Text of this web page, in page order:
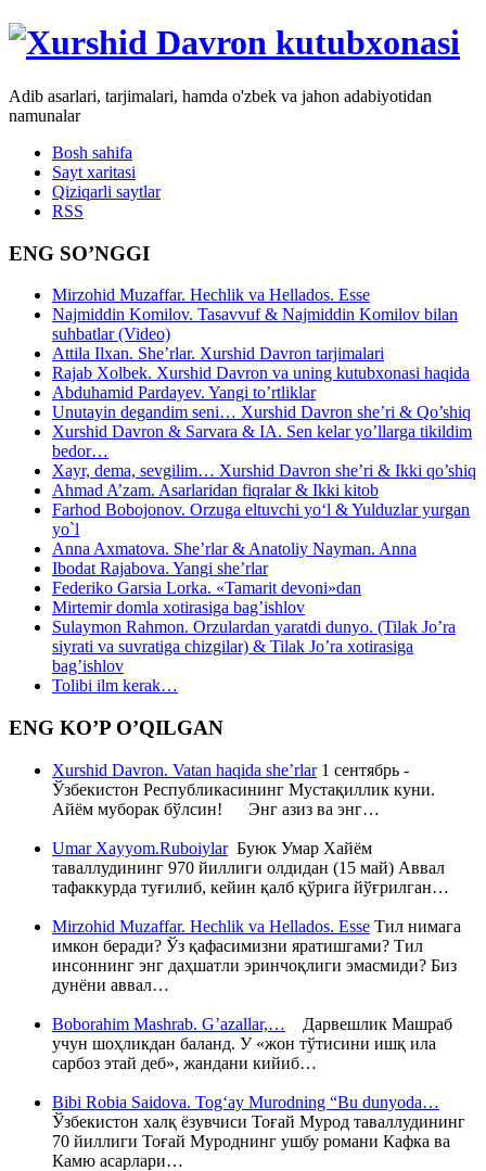
Adib asarlari, tarjimalari, hamda o'zbek va jahon adabiyotidan
namunalar
Bosh sahifa
Sayt xaritasi
Qiziqarli saytlar
RSS
ENG SO’NGGI
Mirzohid Muzaffar. Hechlik va Hellados. Esse
Najmiddin Komilov. Tasavvuf & Najmiddin Komilov bilan
suhbatlar (Video)
Attila Ilxan. She’rlar. Xurshid Davron tarjimalari
Rajab Xolbek. Xurshid Davron va uning kutubxonasi haqida
Abduhamid Pardayev. Yangi to’rtliklar
Unutayin degandim seni… Xurshid Davron she’ri & Qo’shiq
Xurshid Davron & Sarvara & IA. Sen kelar yo’llarga tikildim
bedor…
Xayr, dema, sevgilim… Xurshid Davron she’ri & Ikki qo’shiq
Ahmad A’zam. Asarlaridan fiqralar & Ikki kitob
Farhod Bobojonov. Orzuga eltuvchi yo‘l & Yulduzlar yurgan
yo`l
Anna Axmatova. She’rlar & Anatoliy Nayman. Anna
Ibodat Rajabova. Yangi she’rlar
Federiko Garsia Lorka. «Tamarit devoni»dan
Mirtemir domla xotirasiga bag’ishlov
Sulaymon Rahmon. Orzulardan yaratdi dunyo. (Tilak Jo’ra
siyrati va suvratiga chizgilar) & Tilak Jo’ra xotirasiga
bag’ishlov
Tolibi ilm kerak…
ENG KO’P O’QILGAN
Xurshid Davron. Vatan haqida she’rlar1 сентябрь -
Ўзбекистон Республикасининг Мустақиллик куни.
Айём муборак бўлсин! Энг азиз ва энг…
Umar Xayyom.RuboiylarБуюк Умар Хайём
таваллудининг 970 йиллиги олдидан (15 май) Аввал
тафаккурда туғилиб, кейин қалб қўрига йўғрилган…
Mirzohid Muzaffar. Hechlik va Hellados. Esse Тил нимага
имкон беради? Ўз қафасимизни яратишгами? Тил
инсоннинг энг даҳшатли эринчоқлиги эмасмиди? Биз
дунёни аввал…
Boborahim Mashrab. G’azallar,… Дарвешлик Машраб
учун шоҳликдан баланд. У «жон тўтисини ишқ ила
сарбоз этай деб», жандани кийиб…
Bibi Robia Saidova. Tog‘ay Murodning “Bu dunyoda…
Ўзбекистон халқ ёзувчиси Тоғай Мурод таваллудининг
70 йиллиги Тоғай Муроднинг ушбу романи Кафка ва
Камю асарлари…